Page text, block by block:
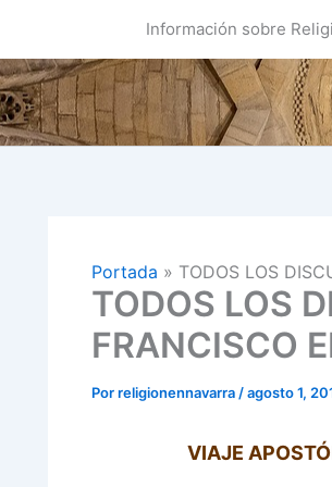
Información sobre
Portada » TODOS LOS
TODOS LOS
FRANCISCO
Porreligionennavarra /agosto 1,
VIAJE